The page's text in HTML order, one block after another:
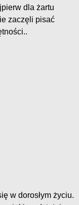
dla żartu
zaczęli pisać
w dorosłym życiu.